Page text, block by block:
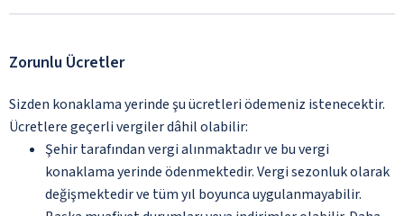
Zorunlu Ücretler
Sizden konaklama yerinde şu ücretleri ödemeniz istenecektir.
Ücretlere geçerli vergiler dâhil olabilir:
Şehir tarafından vergi alınmaktadır ve bu vergi
konaklama yerinde ödenmektedir. Vergi sezonluk olarak
değişmektedir ve tüm yıl boyunca uygulanmayabilir.